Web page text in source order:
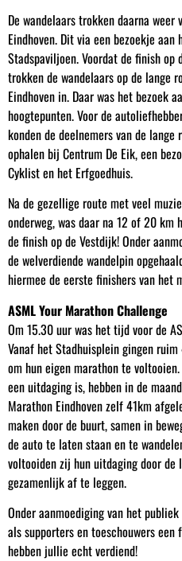
De wandelaars trokken daarna
Eindhoven. Dit via een bezoekje
Stadspaviljoen. Voordat de finish op
trokken de wandelaars op de lange
Eindhoven in. Daar was het bezoek
hoogtepunten. Voor de
konden de deelnemers van de
ophalen bij Centrum De Eik, een
Cyklist en het Erfgoedhuis.
Na de gezellige route met veel
onderweg, was daar na 12 of 20 km
de finish op de Vestdijk! Onder
de welverdiende wandelpin
hiermee de eerste finishers van het
ASML Your Marathon Challenge
Om 15.30 uur was het tijd voor de
Vanaf het Stadhuisplein gingen
om hun eigen marathon te
een uitdaging is, hebben in de
Marathon Eindhoven zelf 41km
maken door de buurt, samen in
de auto te laten staan en te
voltooiden zij hun uitdaging door
gezamenlijk af te leggen.
Onder aanmoediging van het
als supporters en toeschouwers
hebben jullie echt verdiend!